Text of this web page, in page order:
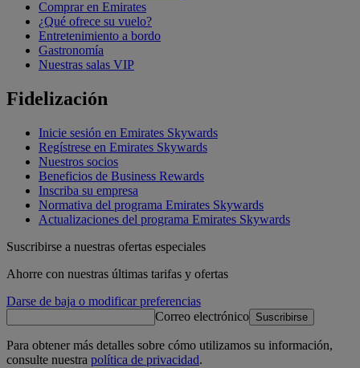
Comprar en Emirates
¿Qué ofrece su vuelo?
Entretenimiento a bordo
Gastronomía
Nuestras salas VIP
Fidelización
Inicie sesión en Emirates Skywards
Regístrese en Emirates Skywards
Nuestros socios
Beneficios de Business Rewards
Inscriba su empresa
Normativa del programa Emirates Skywards
Actualizaciones del programa Emirates Skywards
Suscribirse a nuestras ofertas especiales
Ahorre con nuestras últimas tarifas y ofertas
Darse de baja o modificar preferencias
Correo electrónico Suscribirse
Para obtener más detalles sobre cómo utilizamos su información,
consulte nuestra política de privacidad.